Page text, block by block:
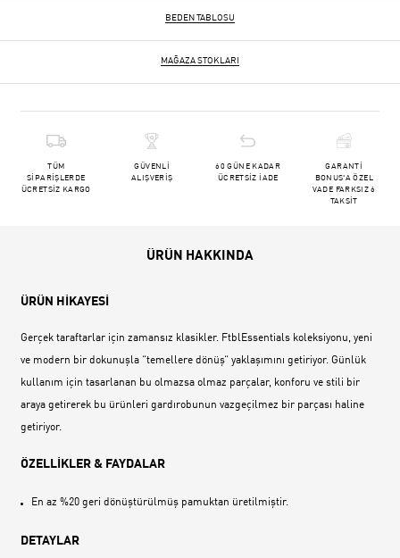
BEDEN TABLOSU
MAĞAZA STOKLARI
TÜM
SİPARİŞLERDE
ÜCRETSİZ KARGO
GÜVENLİ
ALIŞVERİŞ
60 GÜNE KADAR
ÜCRETSİZ İADE
GARANTİ
BONUS'A ÖZEL
VADE FARKSIZ 6
TAKSİT
ÜRÜN HAKKINDA
ÜRÜN HİKAYESİ
Gerçek taraftarlar için zamansız klasikler. FtblEssentials koleksiyonu, yeni
ve modern bir dokunuşla “temellere dönüş“ yaklaşımını getiriyor. Günlük
kullanım için tasarlanan bu olmazsa olmaz parçalar, konforu ve stili bir
araya getirerek bu ürünleri gardırobunun vazgeçilmez bir parçası haline
getiriyor.
ÖZELLİKLER & FAYDALAR
En az %20 geri dönüştürülmüş pamuktan üretilmiştir.
DETAYLAR